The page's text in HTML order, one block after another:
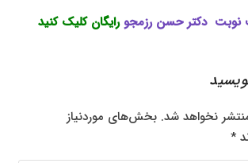
نوبت دکتر حسن رزمجو رایگان کلیک کنید
نخواهد شد. بخش‌های موردنیاز
*